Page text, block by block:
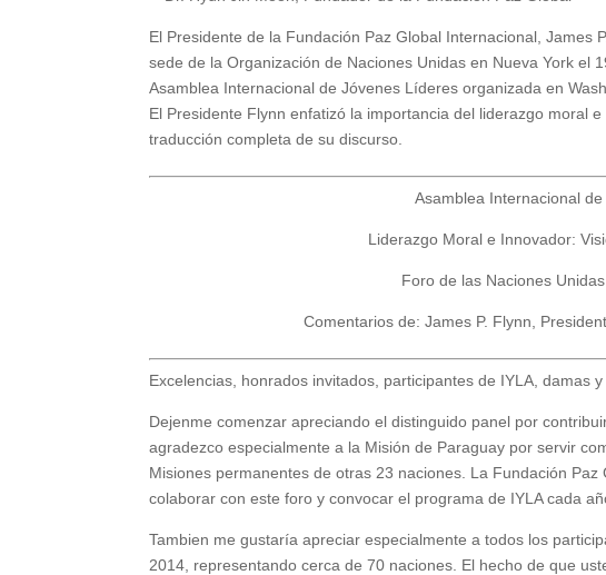
El Presidente de la Fundación Paz Global Internacional, James
sede de la Organización de Naciones Unidas en Nueva York el
Asamblea Internacional de Jóvenes Líderes organizada en
El Presidente Flynn enfatizó la importancia del liderazgo moral
traducción completa de su discurso.
Asamblea Internacional
Liderazgo Moral e Innovador:
Foro de las Naciones
Comentarios de: James P. Flynn,
Excelencias, honrados invitados, participantes de IYLA, damas
Dejenme comenzar apreciando el distinguido panel por
agradezco especialmente a la Misión de Paraguay por servir
Misiones permanentes de otras 23 naciones. La Fundación
colaborar con este foro y convocar el programa de IYLA cada
Tambien me gustaría apreciar especialmente a todos los
2014, representando cerca de 70 naciones. El hecho de que